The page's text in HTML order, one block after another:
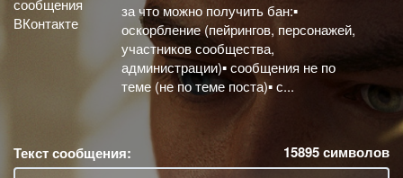
за что можно получить бан:▪︎
оскорбление (пейрингов, персонажей,
участников сообщества,
администрации)▪︎ сообщения не по
теме (не по теме поста)▪︎ с...
Текст сообщения: 15895символов